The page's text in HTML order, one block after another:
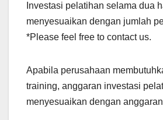
Investasi pelatihan selama dua
menyesuaikan dengan jumlah
*Please feel free to contact us.
Apabila perusahaan
training, anggaran investasi
menyesuaikan dengan